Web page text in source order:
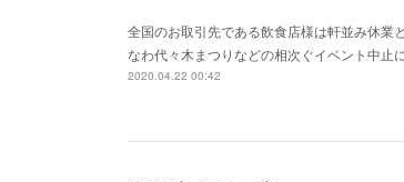
全国のお取引先である飲食店様は軒並み休業
なわ代々木まつりなどの相次ぐイベント中
2020.04.22 00:42